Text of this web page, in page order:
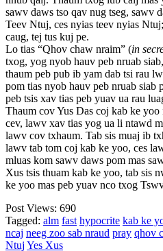
sawv daws tso qav nug tseg, sawv
Teev Ntuj, ces nyias teev nyias
caug, tej tus kuj pe.
Lo tias “Qhov chaw nraim” (in
txog, yog nyob hauv peb nruab
thaum peb pub ib yam dab tsi rau
pom tias nyob hauv peb nruab siab
peb tsis xav tias peb yuav ua rau
Thaum cov Yus Das coj kab ke
cev, lawv xav tias yog ua li ntawd
lawv cov txhaum. Tab sis muaj ib
lawv tab tom coj kab ke yoo, ces
mluas kom sawv daws pom mas
Xus tsis thuam kab ke yoo, tab sis
ke yoo mas peb yuav nco txog
Post Views: 690
Tagged: alm fast hypocrite kab ke
ncaj neeg zoo sab nraud pray qhov
Ntuj Yes Xus